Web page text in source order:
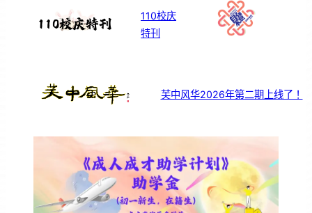
110校庆
特刊
芙中风华2026年第二期上线了！